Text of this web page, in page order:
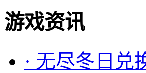
游戏资讯
· 无尽冬日兑